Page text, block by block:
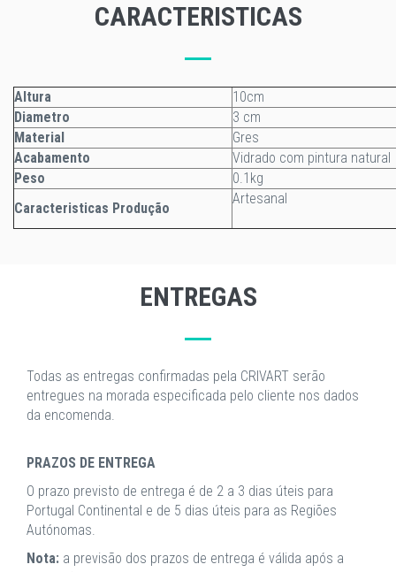
CARACTERISTICAS
Altura
10cm
Diametro
3 cm
Material
Gres
Acabamento
Vidrado com pintura natural
Peso
0.1kg
Caracteristicas Produção
Artesanal
ENTREGAS
Todas as entregas confirmadas pela CRIVART serão
entregues na morada especificada pelo cliente nos dados
da encomenda.
PRAZOS DE ENTREGA
O prazo previsto de entrega é de 2 a 3 dias úteis para
Portugal Continental e de 5 dias úteis para as Regiões
Autónomas.
Nota: a previsão dos prazos de entrega é válida após a